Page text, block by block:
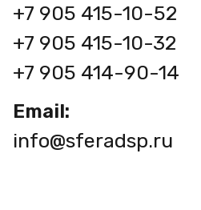
+7 905 415-10-52
+7 905 415-10-32
+7 905 414-90-14
Email:
info@sferadsp.ru